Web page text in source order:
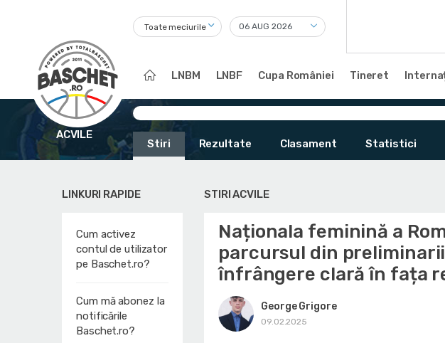
Toate meciurile
LNBM LNBF Cupa României Tineret
ACVILE
Stiri Rezultate Clasament Statistici
LINKURI RAPIDE
Cum activez
contul de utilizator
pe Baschet.ro?
Cum mă abonez la
notificările
Baschet.ro?
STIRI ACVILE
Naționala feminină a
parcursul din
înfrângere clară în fața
George Grigore
09.02.2025